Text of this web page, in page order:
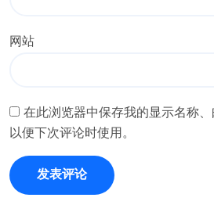
网站
在此浏览器中保存我的显示名称、
以便下次评论时使用。